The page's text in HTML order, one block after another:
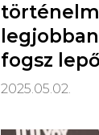
fogsz
2025.05.02.